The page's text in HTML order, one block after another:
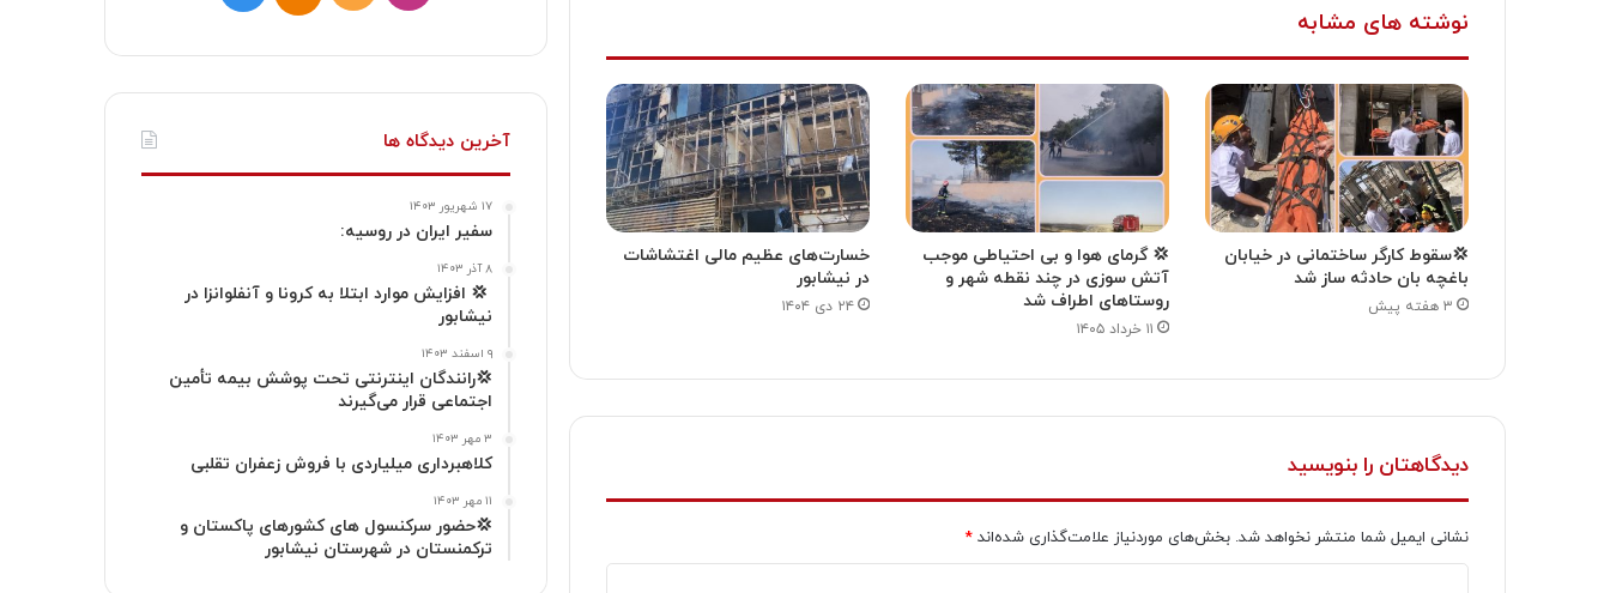
نوشته های مشابه
💢سقوط کارگر ساختمانی در خیابان
باغچه بان حادثه ساز شد
۳ هفته پیش
💢 گرمای هوا و بی احتیاطی موجب
آتش سوزی در چند نقطه شهر و
روستاهای اطراف شد
۱۱ خرداد ۱۴۰۵
خسارت‌های عظیم مالی اغتشاشات
در نیشابور
۲۴ دی ۱۴۰۴
دیدگاهتان را بنویسید
نشانی ایمیل شما منتشر نخواهد شد. بخش‌های موردنیاز علامت‌گذاری شده‌اند *
س
ت
ا
م
ک
ت
ا
آخرین دیدگاه ها
۱۷ شهریور ۱۴۰۳
سفیر ایران در روسیه:
۸ آذر ۱۴۰۳
‍ 💢 افزایش موارد ابتلا به کرونا و آنفلوانزا در
نیشابور
۹ اسفند ۱۴۰۳
💢رانندگان اینترنتی تحت پوشش بیمه تأمین
اجتماعی قرار می‌گیرند
۳ مهر ۱۴۰۳
کلاهبرداری میلیاردی با فروش زعفران تقلبی
۱۱ مهر ۱۴۰۳
💢حضور سرکنسول های کشورهای پاکستان و
ترکمنستان در شهرستان نیشابور